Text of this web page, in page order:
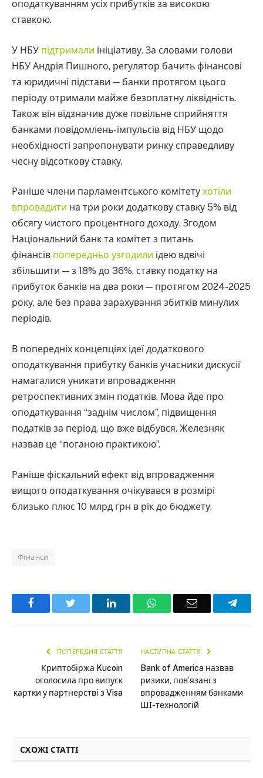
оподаткуванням усіх прибутків за високою
ставкою.
У НБУ підтримали ініціативу. За словами голови
НБУ Андрія Пишного, регулятор бачить фінансові
та юридичні підстави — банки протягом цього
періоду отримали майже безоплатну ліквідність.
Також він відзначив дуже повільне сприйняття
банками повідомлень-імпульсів від НБУ щодо
необхідності запропонувати ринку справедливу
чесну відсоткову ставку.
Раніше члени парламентського комітету хотіли
впровадити на три роки додаткову ставку 5% від
обсягу чистого процентного доходу. Згодом
Національний банк та комітет з питань
фінансів попередньо узгодили ідею вдвічі
збільшити — з 18% до 36%, ставку податку на
прибуток банків на два роки — протягом 2024-2025
року, але без права зарахування збитків минулих
періодів.
В попередніх концепціях ідеї додаткового
оподаткування прибутку банків учасники дискусії
намагалися уникати впровадження
ретроспективних змін податків. Мова йде про
оподаткування “заднім числом”, підвищення
податків за період, що вже відбувся. Железняк
назвав це “поганою практикою”.
Раніше фіскальний ефект від впровадження
вищого оподаткування очікувався в розмірі
близько плюс 10 млрд грн в рік до бюджету.
Фінанси
Facebook LinkedInWhatsAppEmail
ПОПЕРЕДНЯ СТАТТЯ
Криптобіржа Kucoin
оголосила про випуск
картки у партнерстві з Visa
НАСТУПНА СТАТТЯ
Bank of America назвав
ризики, пов’язані з
впровадженням банками
ШІ-технологій
СХОЖІ СТАТТІ